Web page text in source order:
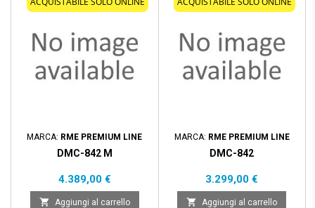
MARCA: RME PREMIUM LINE
DMC-842 M
Prezzo
4.389,00 €
 Aggiungi al carrello
MARCA: RME PREMIUM LINE
DMC-842
Prezzo
3.299,00 €
 Aggiungi al carrello